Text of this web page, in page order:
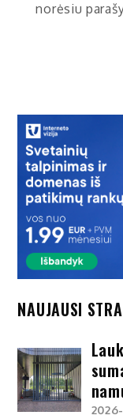
norėsiu
NAUJAUSI